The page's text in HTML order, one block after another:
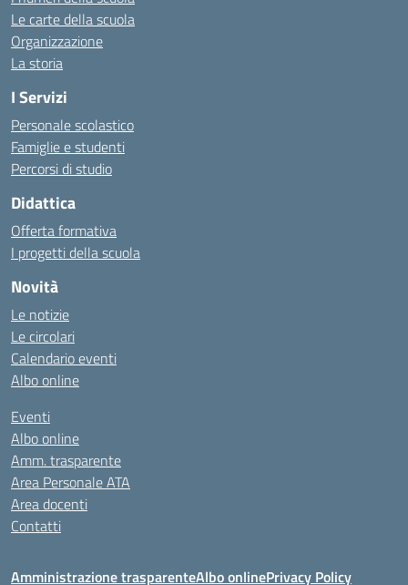
Le carte della scuola
Organizzazione
La storia
I Servizi
Personale scolastico
Famiglie e studenti
Percorsi di studio
Didattica
Offerta formativa
I progetti della scuola
Novità
Le notizie
Le circolari
Calendario eventi
Albo online
Eventi
Albo online
Amm. trasparente
Area Personale ATA
Area docenti
Contatti
Amministrazione trasparenteAlbo onlinePrivacy Policy